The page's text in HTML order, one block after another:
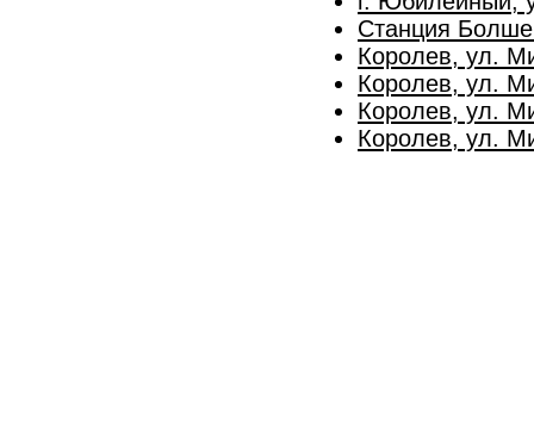
Станция
Королев, ул.
Королев, ул.
Королев, ул.
Королев, ул.